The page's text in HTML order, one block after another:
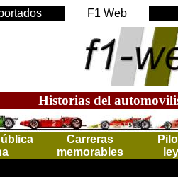
F1 Web
Historias del
Carreras
memorables